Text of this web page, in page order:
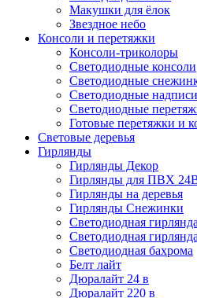
Макушки для ёлок
Звездное небо
Консоли и перетяжки
Консоли-триколоры
Светодиодные консоли
Светодиодные
Светодиодные надписи
Светодиодные
Готовые перетяжки и
Световые деревья
Гирлянды
Гирлянды Декор
Гирлянды для ПВХ
Гирлянды на деревья
Гирлянды Снежинки
Светодиодная
Светодиодная
Светодиодная бахрома
Белт лайт
Дюралайт 24 в
Дюралайт 220 в